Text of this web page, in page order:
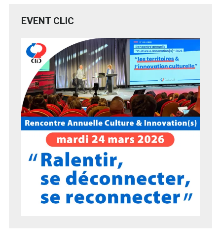
EVENT CLIC